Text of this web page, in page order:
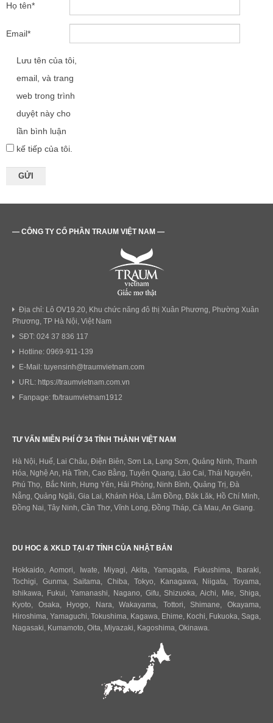
Họ tên*
Email*
Lưu tên của tôi,
email, và trang
web trong trình
duyệt này cho
lần bình luận
kế tiếp của tôi.
— CÔNG TY CỔ PHẦN TRAUM VIỆT NAM —
Địa chỉ: Lô OV19.20, Khu chức năng đô thị Xuân Phương, Phường Xuân
Phương, TP Hà Nội, Việt Nam
SĐT: 024 37 836 117
Hotline: 0969-911-139
E-Mail: tuyensinh@traumvietnam.com
URL: https://traumvietnam.com.vn
Fanpage: fb/traumvietnam1912
TƯ VẤN MIỄN PHÍ Ở 34 TỈNH THÀNH VIỆT NAM
Hà Nội, Huế, Lai Châu, Điện Biên, Sơn La, Lạng Sơn, Quảng Ninh, Thanh
Hóa, Nghệ An, Hà Tĩnh, Cao Bằng, Tuyên Quang, Lào Cai, Thái Nguyên,
Phú Thọ, Bắc Ninh, Hưng Yên, Hải Phòng, Ninh Bình, Quảng Trị, Đà
Nẵng, Quảng Ngãi, Gia Lai, Khánh Hòa, Lâm Đồng, Đăk Lăk, Hồ Chí Minh,
Đồng Nai, Tây Ninh, Cần Thơ, Vĩnh Long, Đồng Tháp, Cà Mau, An Giang.
DU HOC & XKLD TẠI 47 TỈNH CỦA NHẬT BẢN
Hokkaido,Aomori, Iwate, Miyagi,Akita,Yamagata, Fukushima, Ibaraki,
Tochigi, Gunma, Saitama,Chiba, Tokyo, Kanagawa, Niigata,Toyama,
Ishikawa, Fukui, Yamanashi, Nagano, Gifu, Shizuoka,Aichi, Mie, Shiga,
Kyoto, Osaka, Hyogo, Nara,Wakayama, Tottori, Shimane,Okayama,
Hiroshima, Yamaguchi, Tokushima, Kagawa, Ehime, Kochi, Fukuoka, Saga,
Nagasaki, Kumamoto, Oita, Miyazaki, Kagoshima, Okinawa.